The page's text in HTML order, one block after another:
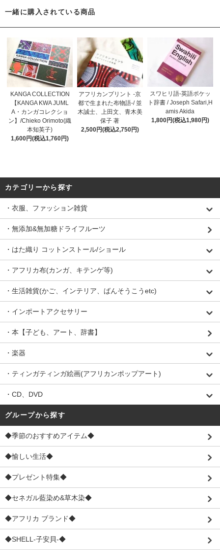
一緒に購入されている商品
KANGA COLLECTION
【KANGA KWA JUML
A・カンガコレクショ
ン】/Chieko Orimoto(織
本知英子)
1,600円(税込1,760円)
アフリカンプリント -京
都で生まれた布物語-/ 並
木誠士、上田文、青木美
保子 著
2,500円(税込2,750円)
スワヒリ語-英語ポケッ
ト辞書 / Joseph Safari,H
amis Akida
1,800円(税込1,980円)
カテゴリーから探す
・衣服、ファッション雑貨
・無添加&無加糖ドライフルーツ
・はた織り コットンストール/ショール
・アフリカ布(カンガ、キテンゲ等)
・生活雑貨(かご、インテリア、ばんそうこうetc)
・インポートアクセサリー
・本【子ども、アート、辞書】
・楽器
・ティンガティンガ絵画(アフリカンポップアート)
・CD、DVD
グループから探す
◆季節のおすすめアイテム◆
◆愉しい生活◆
◆プレゼント特集◆
◆セネガル藍染め&草木染◆
◆アフリカ ブランド◆
◆SHELL-子安貝-◆